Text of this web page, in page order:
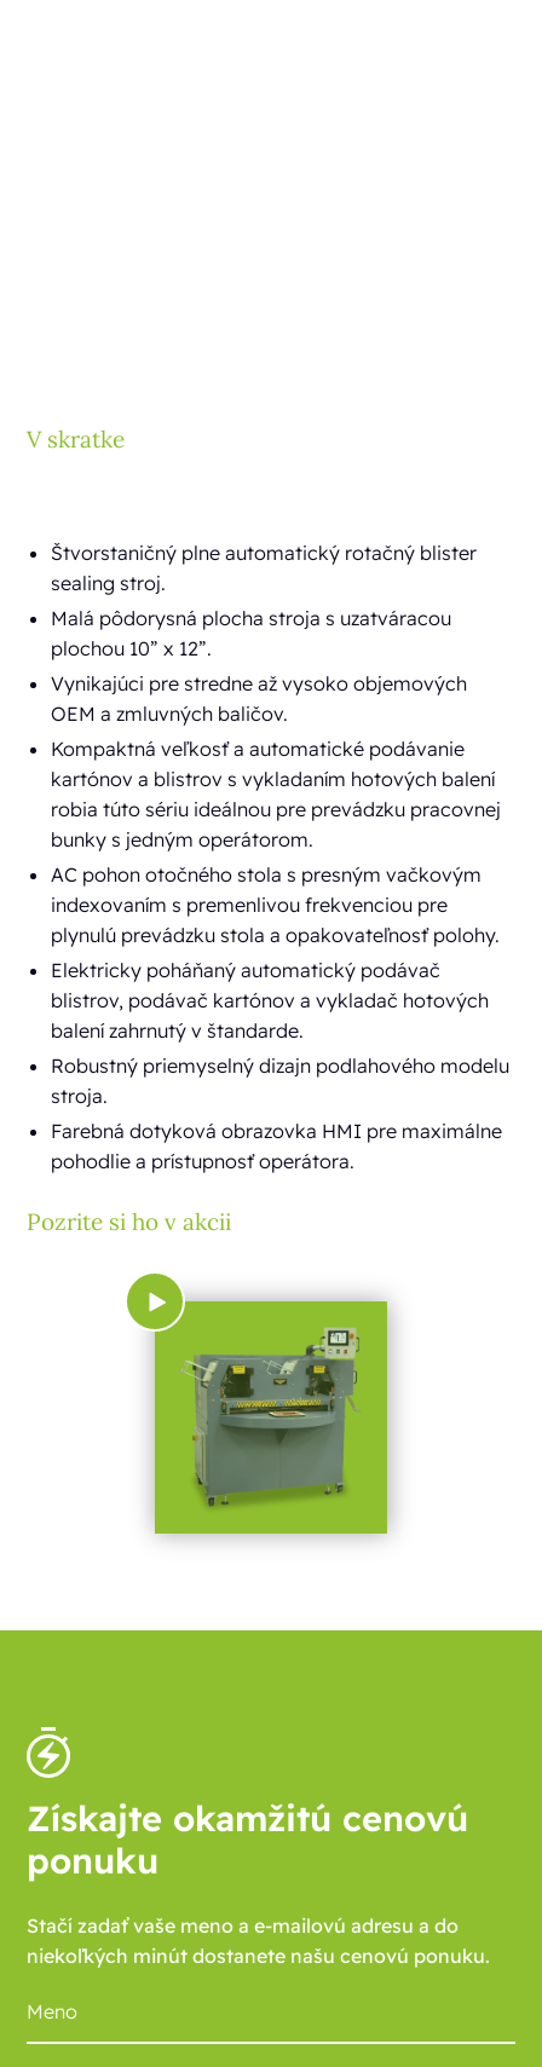
V skratke
Štvorstaničný plne automatický rotačný blister
sealing stroj.
Malá pôdorysná plocha stroja s uzatváracou
plochou 10” x 12”.
Vynikajúci pre stredne až vysoko objemových
OEM a zmluvných baličov.
Kompaktná veľkosť a automatické podávanie
kartónov a blistrov s vykladaním hotových balení
robia túto sériu ideálnou pre prevádzku pracovnej
bunky s jedným operátorom.
AC pohon otočného stola s presným vačkovým
indexovaním s premenlivou frekvenciou pre
plynulú prevádzku stola a opakovateľnosť polohy.
Elektricky poháňaný automatický podávač
blistrov, podávač kartónov a vykladač hotových
balení zahrnutý v štandarde.
Robustný priemyselný dizajn podlahového modelu
stroja.
Farebná dotyková obrazovka HMI pre maximálne
pohodlie a prístupnosť operátora.
Pozrite si ho v akcii
Získajte okamžitú cenovú
ponuku
Stačí zadať vaše meno a e-mailovú adresu a do
niekoľkých minút dostanete našu cenovú ponuku.